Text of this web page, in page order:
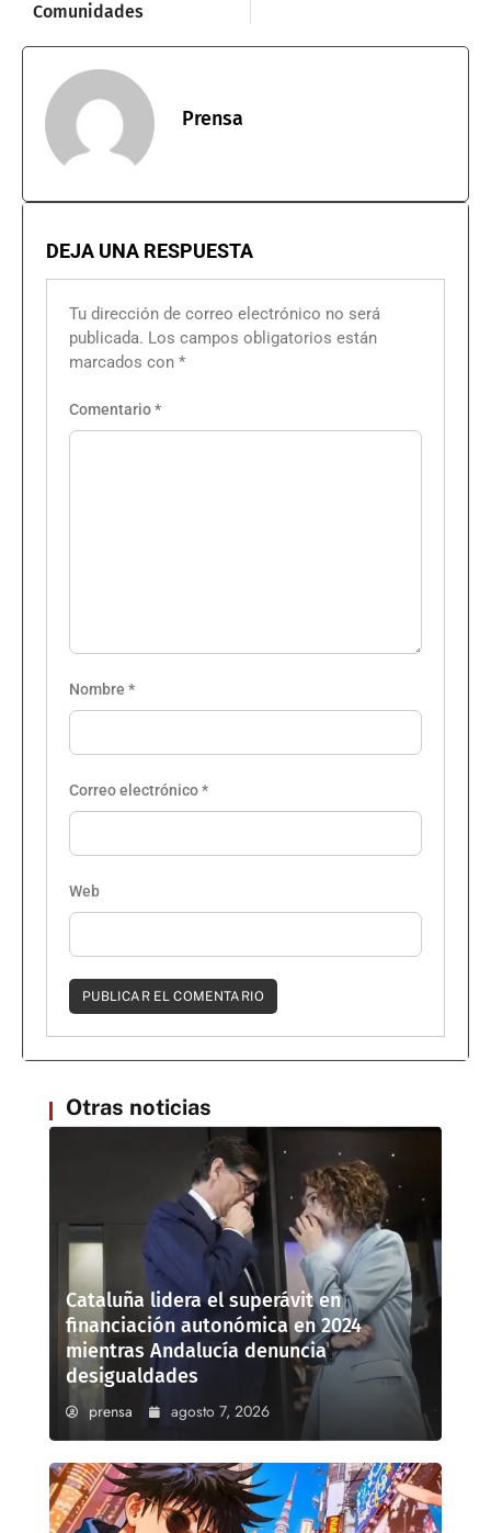
Comunidades
Prensa
DEJA UNA RESPUESTA
Tu dirección de correo electrónico no será
publicada. Los campos obligatorios están
marcados con *
Comentario*
Nombre *
Correo electrónico*
Web
Otras noticias
Cataluña lidera el superávit en
financiación autonómica en 2024
mientras Andalucía denuncia
desigualdades
prensa agosto 7, 2026